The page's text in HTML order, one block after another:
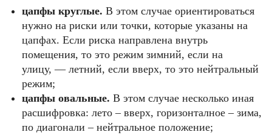
цапфы круглые. В этом случае ориентироваться
нужно на риски или точки, которые указаны на
цапфах. Если риска направлена внутрь
помещения, то это режим зимний, если на
улицу, — летний, если вверх, то это нейтральный
режим;
цапфы овальные. В этом случае несколько иная
расшифровка: лето – вверх, горизонталное – зима,
по диагонали – нейтральное положение;